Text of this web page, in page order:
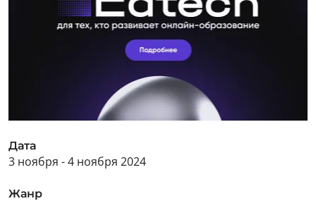
Дата
3 ноября - 4 ноября 2024
Жанр